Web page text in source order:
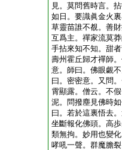
見。莫問舊時言。
如日。要識眞金火
草靈苗誰不覩。善
互爲主。禪家流莫
手拈來知不知。甜
壽州霍丘歸才禪師
意。師曰。佛眼覷
曰。密密意。又問
霄顯露。僧云。不
泥。問撥塵見佛時
曰。若於這裏悟去
坐斷報化佛頭。高
類無拘。妙用也變
哮吼一聲。群魔膽